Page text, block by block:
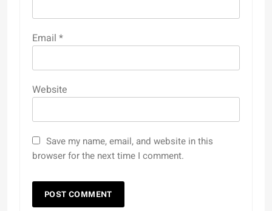
Email *
Website
Save my name, email, and website in this
browser for the next time I comment.